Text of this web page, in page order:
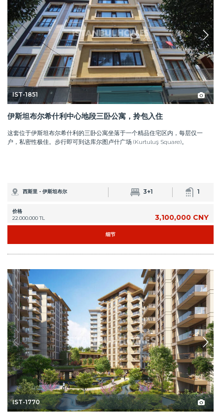
IST-1851
伊斯坦布尔希什利中心地段三卧公寓，拎包入住
这套位于伊斯坦布尔希什利的三卧公寓坐落于一个精品住宅区内，每层仅一
户，私密性极佳。步行即可到达库尔图卢什广场 (Kurtuluş Square)。
西斯里 - 伊斯坦布尔 3+1 1
价格
22.000.000 TL
3,100,000 CNY
细节
IST-1770